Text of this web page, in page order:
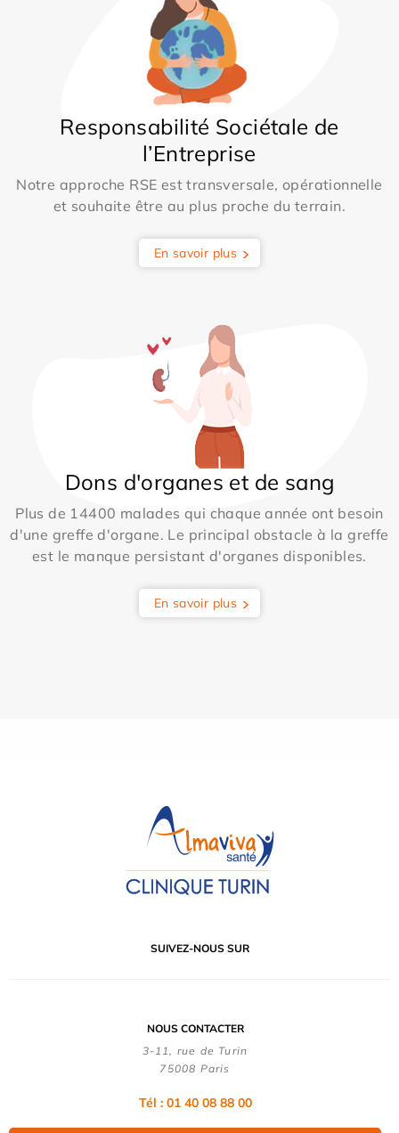
Responsabilité Sociétale de
l’Entreprise
Notre approche RSE est transversale, opérationnelle
et souhaite être au plus proche du terrain.
En savoir plus
Dons d'organes et de sang
Plus de 14400 malades qui chaque année ont besoin
d'une greffe d'organe. Le principal obstacle à la greffe
est le manque persistant d'organes disponibles.
En savoir plus
SUIVEZ-NOUS SUR
NOUS CONTACTER
3-11, rue de Turin
75008 Paris
Tél : 01 40 08 88 00